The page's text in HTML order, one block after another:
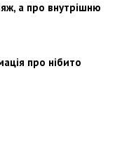
а про внутрішню
про нібито